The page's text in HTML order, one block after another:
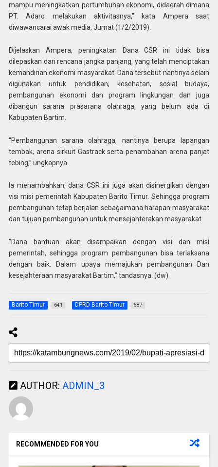
mampu meningkatkan pertumbuhan ekonomi, didaerah dimana
PT. Adaro melakukan aktivitasnya,” kata Ampera saat
diwawancarai awak media, Jumat (1/2/2019).
Dijelaskan Ampera, peningkatan Dana CSR ini tidak bisa
dilepaskan dari rencana jangka panjang, yang telah menciptakan
kemandirian ekonomi masyarakat. Dana tersebut nantinya selain
digunakan untuk pendidikan, kesehatan, sosial budaya,
pembangunan ekonomi dan program lingkungan dan juga
dibangun sarana prasarana olahraga, yang belum ada di
Kabupaten Bartim.
“Pembangunan sarana olahraga, nantinya berupa lapangan
tembak, arena sirkuit Gastrack serta penambahan arena panjat
tebing,” ungkapnya.
Ia menambahkan, dana CSR ini juga akan disinergikan dengan
visi misi pemerintah Kabupaten Barito Timur. Sehingga program
pembangunan tetap berjalan sebagaimana harapan masyarakat
dan tujuan pembangunan untuk mensejahterakan masyarakat.
“Dana bantuan akan disampaikan dengan visi dan misi
pemerintah, sehingga program pembangunan bisa terlaksana
dengan baik. Dalam upaya memajukan pembangunan Dan
kesejahteraan masyarakat Bartim,” tandasnya. (dw)
Barito Timur 641 DPRD Barito Timur 587
AUTHOR: ADMIN_3
RECOMMENDED FOR YOU